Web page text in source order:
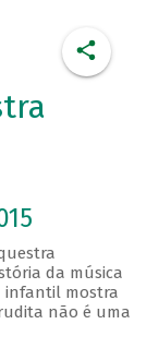
da música
infantil mostra
não é uma